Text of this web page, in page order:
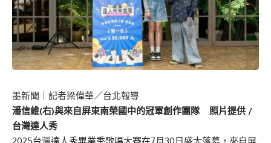
墨新聞 ｜記者梁偉華／台北報導
潘信維(右)與來自屏東南榮國中的冠軍創作團隊 照片提供 /
台灣達人秀